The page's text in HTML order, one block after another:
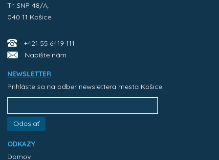
Tr. SNP 48/A,
040 11 Košice
+421 55 6419 111
Napíšte nám
NEWSLETTER
Prihláste sa na odber newslettera mesta Košice:
Odoslať
ODKAZY
Domov